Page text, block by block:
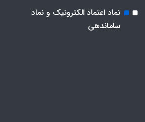
نماد اعتماد الکترونیک و نماد
ساماندهی